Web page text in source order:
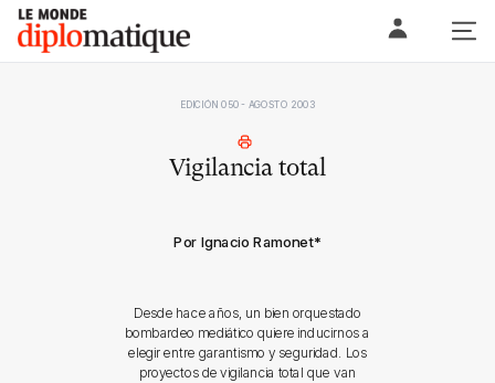
Skip
content
Le monde diplomatique
EDICIÓN 050 - AGOSTO 2003
Vigilancia total
Por Ignacio Ramonet*
Desde hace años, un bien orquestado
bombardeo mediático quiere inducirnos a
elegir entre garantismo y seguridad. Los
proyectos de vigilancia total que van